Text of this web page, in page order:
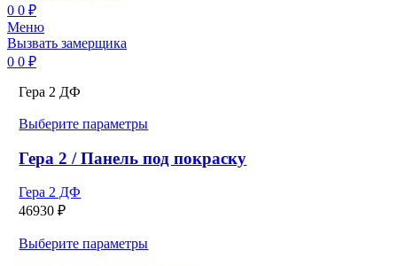
0 0 ₽
Меню
Вызвать замерщика
0 0 ₽
Гера 2 ДФ
Выберите параметрыЭтот
имеет
несколько
на
Гера 2 / Панель под покраску
Гера 2 ДФ
46930₽
Выберите параметрыЭтот